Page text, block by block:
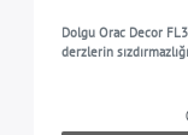
Dolgu Orac Decor
derzlerin